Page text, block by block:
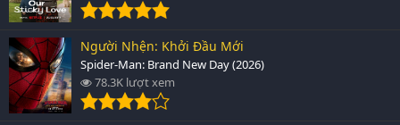
Người Nhện: Khởi Đầu Mới
Spider-Man: Brand New Day (2026)
78.3K lượt xem